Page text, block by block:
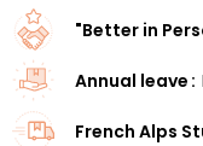
"Better in
Annual leave
French Alps